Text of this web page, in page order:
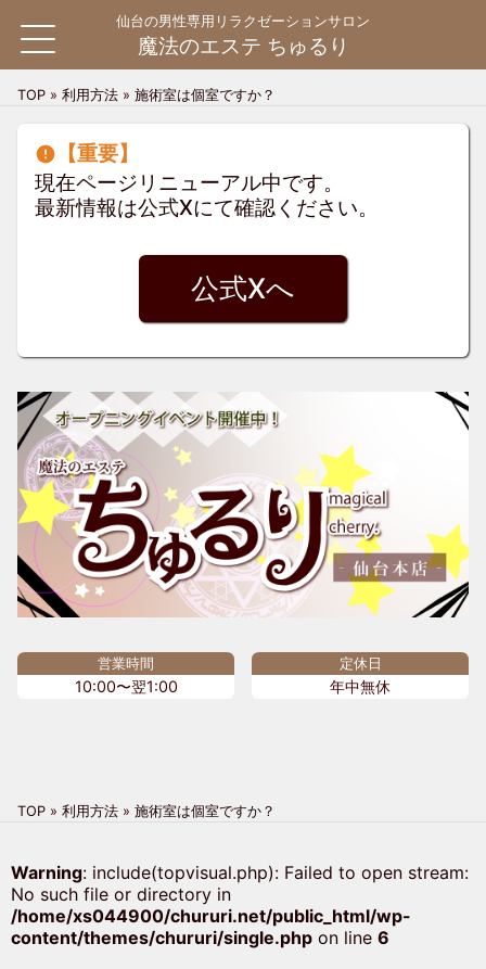
仙台の男性専用リラクゼーションサロン
魔法のエステ ちゅるり
HOME
料金システム
料金システム
よくある質問
お問い合わせ
TOP » 利用方法 » 施術室は個室ですか？
【重要】
現在ページリニューアル中です。
最新情報は公式Xにて確認ください。
公式Xへ
営業時間
10:00〜翌1:00
定休日
年中無休
TOP » 利用方法 » 施術室は個室ですか？
Warning: include(topvisual.php): Failed to open stream:
No such file or directory in
/home/xs044900/chururi.net/public_html/wp-
content/themes/chururi/single.phpon line 6